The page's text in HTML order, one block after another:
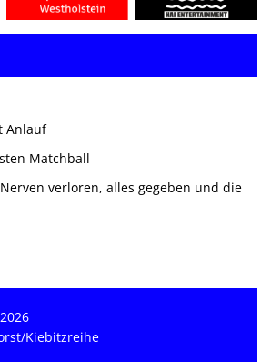
Anlauf
Matchball
verloren, alles gegeben und die
Kiebitzreihe